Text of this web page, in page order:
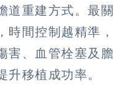
道重建方式。最關
時間控制越精準，
害、血管栓塞及膽
升移植成功率。